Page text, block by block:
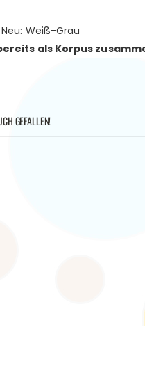
Weiß-Grau
als Korpus
GEFALLEN!